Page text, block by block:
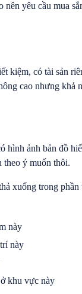
yêu cầu mua
kiệm, có tài sản
cao nhưng khả
hình ảnh bản đồ
theo ý muốn thôi.
xuống trong
này
này
khu vực này